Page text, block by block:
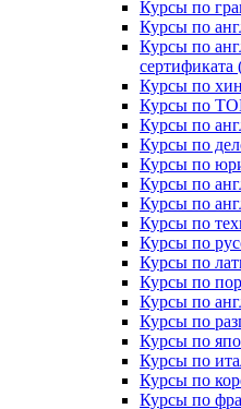
Курсы по
Курсы по
Курсы по
сертификата
Курсы по
Курсы по
Курсы по
Курсы по
Курсы по
Курсы по
Курсы по
Курсы по
Курсы по
Курсы по
Курсы по
Курсы по
Курсы по
Курсы по
Курсы по
Курсы по
Курсы по